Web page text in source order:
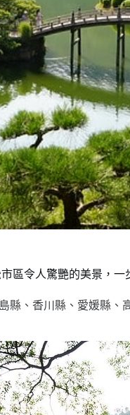
區令人驚艷的美景，
縣、香川縣、愛媛縣、